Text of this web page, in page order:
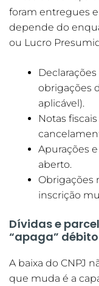
foram entregues
depende do
ou Lucro
obrigações
aplicável).
Notas
Apurações
aberto.
Obrigações
inscrição
Dívidas e
“apaga”
A baixa do CNPJ
que muda é a